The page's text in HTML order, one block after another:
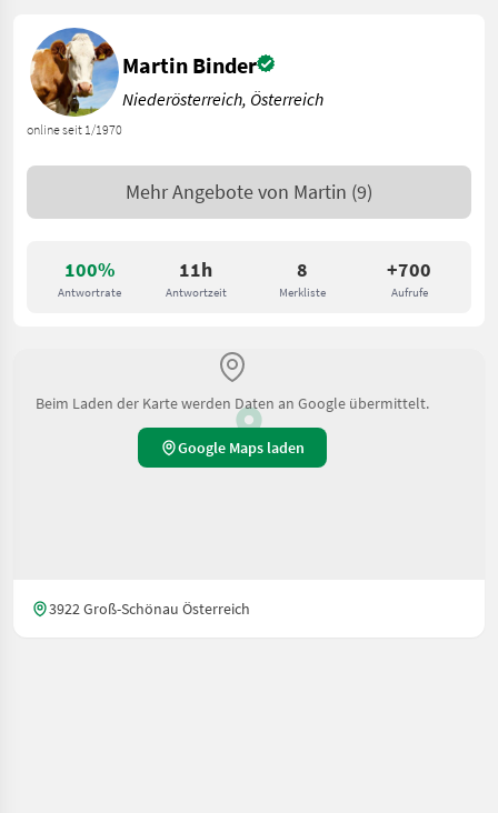
100%
Antwortrate
11h
Antwortzeit
8
Merkliste
+700
Aufrufe
online seit 1/1970
Martin Binder
Niederösterreich, Österreich
Mehr Angebote von Martin (9)
Beim Laden der Karte werden Daten an Google übermittelt.
Google Maps laden
3922 Groß-Schönau Österreich